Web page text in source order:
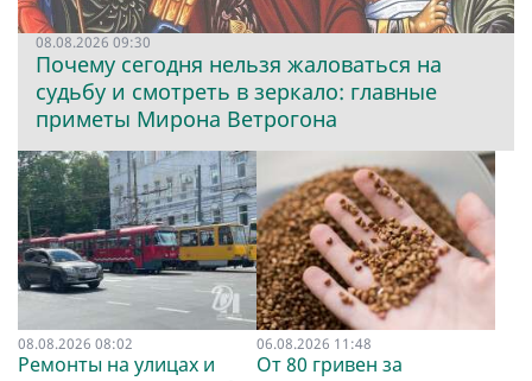
08.08.2026 09:30
Почему сегодня нельзя жаловаться на
судьбу и смотреть в зеркало: главные
приметы Мирона Ветрогона
08.08.2026 08:02
Ремонты на улицах и
06.08.2026 11:48
От 80 гривен за